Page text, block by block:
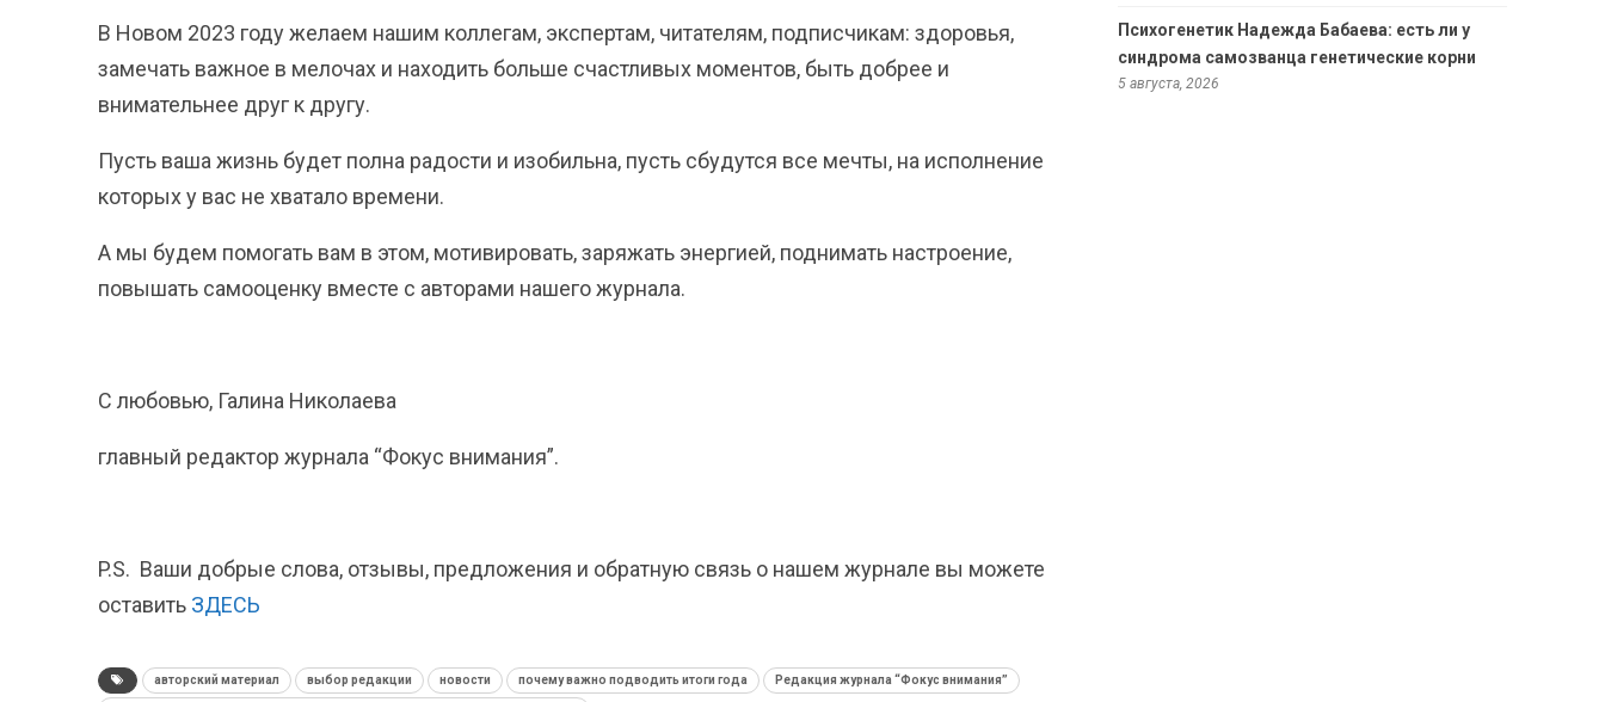
В Новом 2023 году желаем нашим коллегам, экспертам, читателям, подписчикам: здоровья,
замечать важное в мелочах и находить больше счастливых моментов, быть добрее и
внимательнее друг к другу.
Пусть ваша жизнь будет полна радости и изобильна, пусть сбудутся все мечты, на исполнение
которых у вас не хватало времени.
А мы будем помогать вам в этом, мотивировать, заряжать энергией, поднимать настроение,
повышать самооценку вместе с авторами нашего журнала.
С любовью, Галина Николаева
главный редактор журнала “Фокус внимания”.
P.S. Ваши добрые слова, отзывы, предложения и обратную связь о нашем журнале вы можете
оставить ЗДЕСЬ
авторский материал выбор редакции новости почему важно подводить итоги года Редакция журнала “Фокус внимания”
Психогенетик Надежда Бабаева: есть ли у
синдрома самозванца генетические корни
5 августа, 2026